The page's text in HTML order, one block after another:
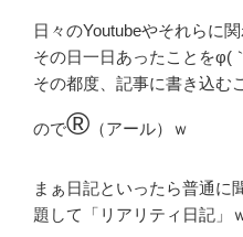
日々のYoutubeやそれらに
その日一日あったことをφ(
その都度、記事に書き込む
ので® （アール）ｗ
まぁ日記といったら普通に
題して「リアリティ日記」